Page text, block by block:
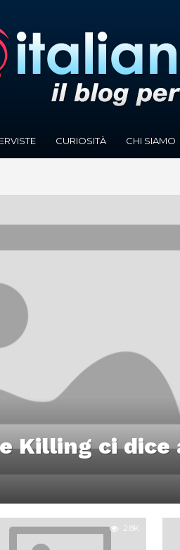
CURIOSITÀ CHI SIAMO
Killing ci dice
2.8K